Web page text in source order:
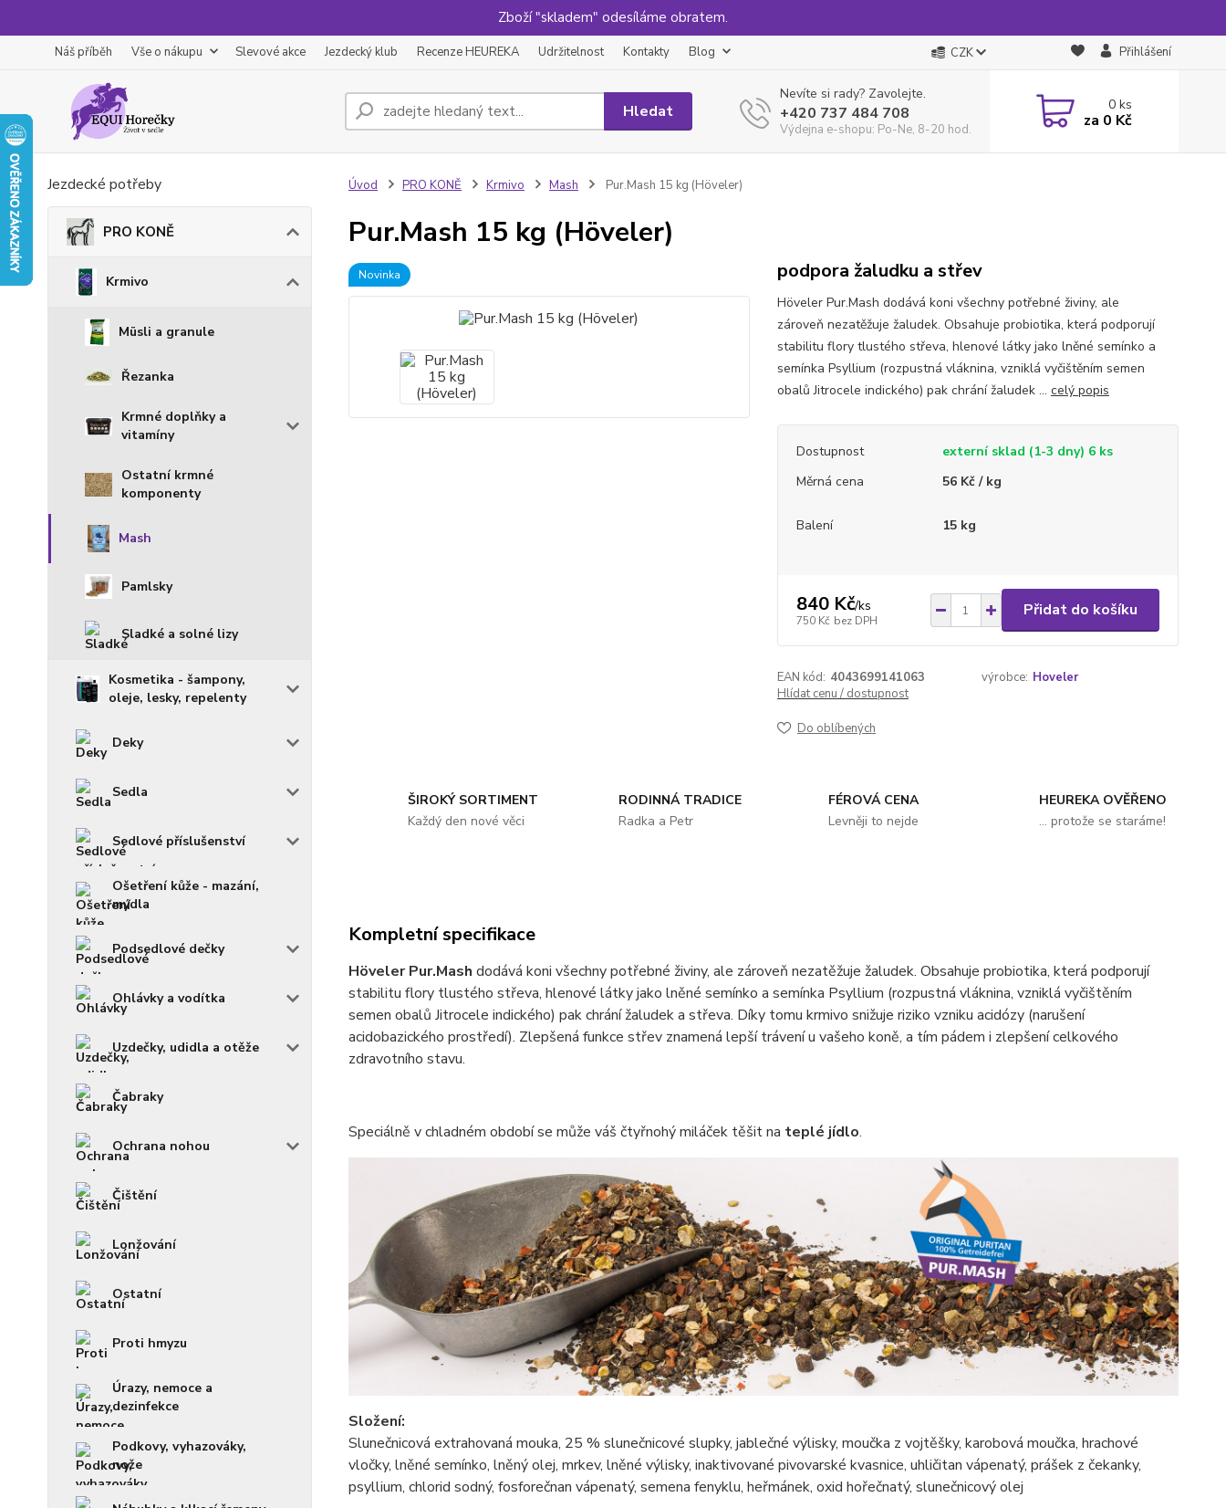
Zboží "skladem" odesíláme obratem.
Náš příběh Vše o nákupu Slevové akce Jezdecký klub Recenze HEUREKA Udržitelnost Kontakty Blog CZK Přihlášení
Hledat
Nevíte si rady? Zavolejte.
+420 737 484 708
Výdejna e-shopu: Po-Ne, 8-20 hod.
0ks
za 0 Kč
Jezdecké potřeby
PRO KONĚ
Krmivo
Müsli a granule
Řezanka
Krmné doplňky a
vitamíny
Ostatní krmné
komponenty
Mash
Pamlsky
Sladké a solné lizy
Kosmetika - šampony,
oleje, lesky, repelenty
Deky
Sedla
Sedlové příslušenství
Ošetření kůže - mazání,
mýdla
Podsedlové dečky
Ohlávky a vodítka
Uzdečky, udidla a otěže
Čabraky
Ochrana nohou
Čištění
Lonžování
Ostatní
Proti hmyzu
Úrazy, nemoce a
dezinfekce
Podkovy, vyhazováky,
nože
Úvod PRO KONĚ Krmivo Mash Pur.Mash 15 kg (Höveler)
Pur.Mash 15 kg (Höveler)
Novinka podpora žaludku a střev
Höveler Pur.Mash dodává koni všechny potřebné živiny, ale
zároveň nezatěžuje žaludek. Obsahuje probiotika, která podporují
stabilitu flory tlustého střeva, hlenové látky jako lněné semínko a
semínka Psyllium (rozpustná vláknina, vzniklá vyčištěním semen
obalů Jitrocele indického) pak chrání žaludek ... celý popis
Dostupnost
externí sklad (1-3 dny) 6 ks
Měrná cena
56 Kč / kg
Balení 15 kg
840 Kč/ks
750 Kč bez DPH
Přidat do košíku
EAN kód: 4043699141063 výrobce: Hoveler
Hlídat cenu / dostupnost
Do oblíbených
ŠIROKÝ SORTIMENT
Každý den nové věci
RODINNÁ TRADICE
Radka a Petr
FÉROVÁ CENA
Levněji to nejde
HEUREKA OVĚŘENO
... protože se staráme!
Kompletní specifikace
Höveler Pur.Mash dodává koni všechny potřebné živiny, ale zároveň nezatěžuje žaludek. Obsahuje probiotika, která podporují
stabilitu flory tlustého střeva, hlenové látky jako lněné semínko a semínka Psyllium (rozpustná vláknina, vzniklá vyčištěním
semen obalů Jitrocele indického) pak chrání žaludek a střeva. Díky tomu krmivo snižuje riziko vzniku acidózy (narušení
acidobazického prostředí). Zlepšená funkce střev znamená lepší trávení u vašeho koně, a tím pádem i zlepšení celkového
zdravotního stavu.
Speciálně v chladném období se může váš čtyřnohý miláček těšit na teplé jídlo.
Složení:
Slunečnicová extrahovaná mouka, 25 % slunečnicové slupky, jablečné výlisky, moučka z vojtěšky, karobová moučka, hrachové
vločky, lněné semínko, lněný olej, mrkev, lněné výlisky, inaktivované pivovarské kvasnice, uhličitan vápenatý, prášek z čekanky,
psyllium, chlorid sodný, fosforečnan vápenatý, semena fenyklu, heřmánek, oxid hořečnatý, slunečnicový olej